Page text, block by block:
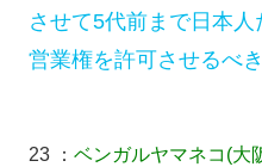
させて5代前まで日本
営業権を許可させるべ
23 ： ベンガルヤマネコ (大